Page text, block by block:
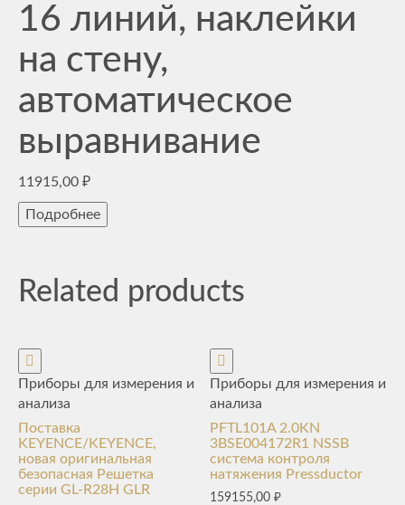
16 линий, наклейки
на стену,
автоматическое
выравнивание
11915,00 ₽
Подробнее
Related products
Приборы для измерения и
анализа
Поставка
KEYENCE/KEYENCE,
новая оригинальная
безопасная Решетка
серии GL-R28H GLR
Приборы для измерения и
анализа
PFTL101A 2.0KN
3BSE004172R1 NSSB
система контроля
натяжения Pressductor
159155,00₽